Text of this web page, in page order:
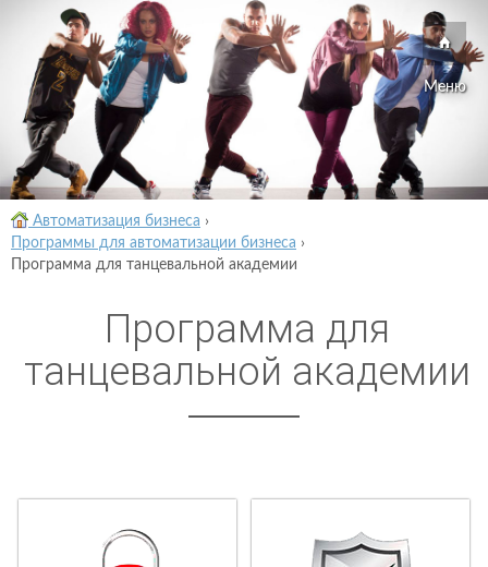
Меню
Автоматизация бизнеса ›
Программы для автоматизации бизнеса ›
Программа для танцевальной академии
Программа для
танцевальной академии